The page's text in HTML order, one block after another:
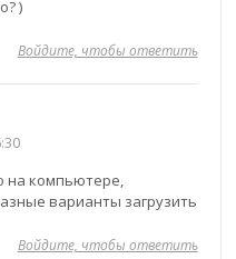
)
Войдите, чтобы ответить
на компьютере,
варианты загрузить
Войдите, чтобы ответить